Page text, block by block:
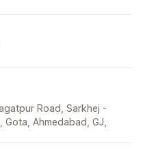
Road, Sarkhej -
Gota, Ahmedabad, GJ,